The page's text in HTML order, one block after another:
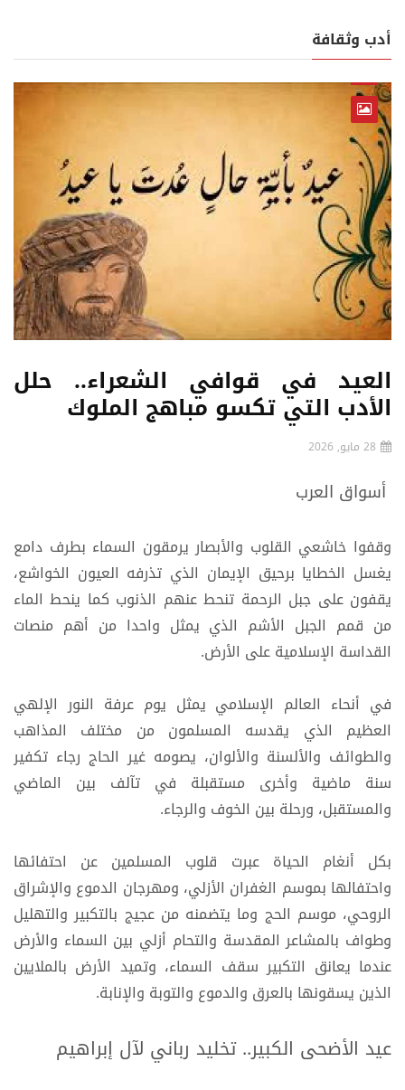
أدب وثقافة
العيد في قوافي الشعراء.. حلل
الأدب التي تكسو مباهج الملوك
28 مايو, 2026
أسواق العرب
وقفوا خاشعي القلوب والأبصار يرمقون السماء بطرف دامع
يغسل الخطايا برحيق الإيمان الذي تذرفه العيون الخواشع،
يقفون على جبل الرحمة تنحط عنهم الذنوب كما ينحط الماء
من قمم الجبل الأشم الذي يمثل واحدا من أهم منصات
القداسة الإسلامية على الأرض.
في أنحاء العالم الإسلامي يمثل يوم عرفة النور الإلهي
العظيم الذي يقدسه المسلمون من مختلف المذاهب
والطوائف والألسنة والألوان، يصومه غير الحاج رجاء تكفير
سنة ماضية وأخرى مستقبلة في تآلف بين الماضي
والمستقبل، ورحلة بين الخوف والرجاء.
بكل أنغام الحياة عبرت قلوب المسلمين عن احتفائها
واحتفالها بموسم الغفران الأزلي، ومهرجان الدموع والإشراق
الروحي، موسم الحج وما يتضمنه من عجيج بالتكبير والتهليل
وطواف بالمشاعر المقدسة والتحام أزلي بين السماء والأرض
عندما يعانق التكبير سقف السماء، وتميد الأرض بالملايين
الذين يسقونها بالعرق والدموع والتوبة والإنابة.
عيد الأضحى الكبير.. تخليد رباني لآل إبراهيم